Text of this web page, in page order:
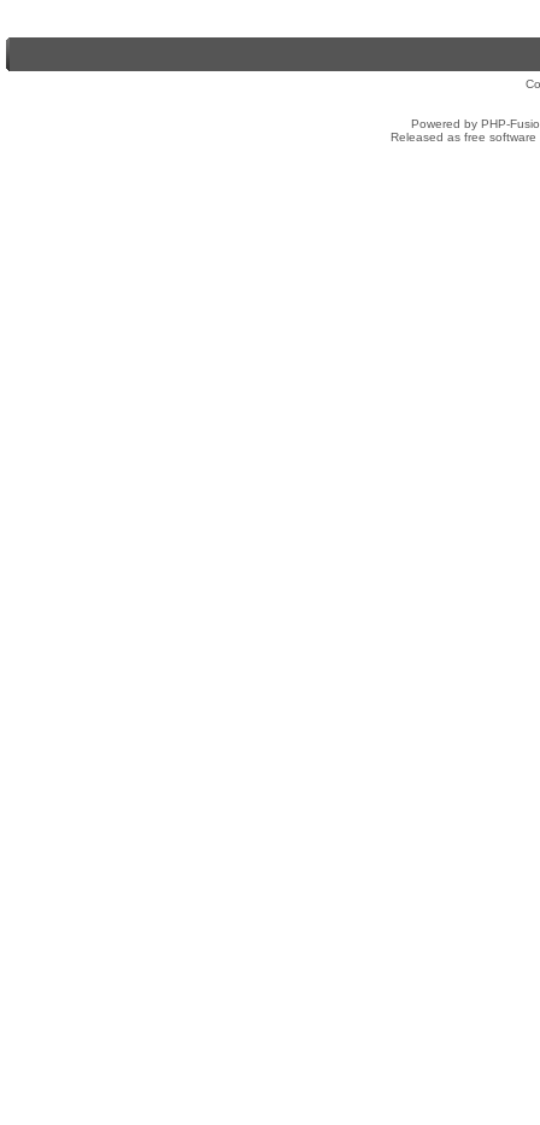
Powered by PHP-
Released as free